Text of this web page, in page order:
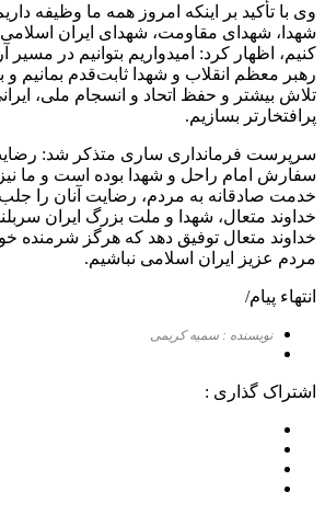
وی با تأکید بر اینکه امروز همه ما وظیفه
شهدا، شهدای مقاومت، شهدای ایران اسلامی و
کنیم، اظهار کرد: امیدواریم بتوانیم در مسیر
رهبر معظم انقلاب و شهدا ثابت‌قدم بمانیم
تلاش بیشتر و حفظ اتحاد و انسجام ملی،
پرافتخارتر بسازیم.
سرپرست فرمانداری ساری متذکر شد:
سفارش امام راحل و شهدا بوده است و ما
خدمت صادقانه به مردم، رضایت آنان را جلب
خداوند متعال، شهدا و ملت بزرگ ایران
خداوند متعال توفیق دهد که هرگز شرمنده
مردم عزیز ایران اسلامی نباشیم.
انتهاء پیام/
نویسنده : سمیه کریمی
اشتراک گذاری :